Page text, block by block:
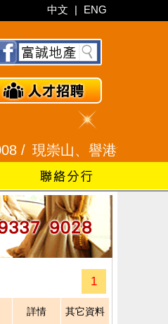
中文 | ENG
/現崇山、譽港灣 2345
1
詳情 其它資料